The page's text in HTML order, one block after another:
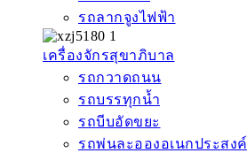
รถลากจูงไฟฟ้า
เครื่องจักรสุขาภิบาล
รถกวาดถนน
รถบรรทุกน้ำ
รถบีบอัดขยะ
รถพ่นละอองอเนกประสงค์